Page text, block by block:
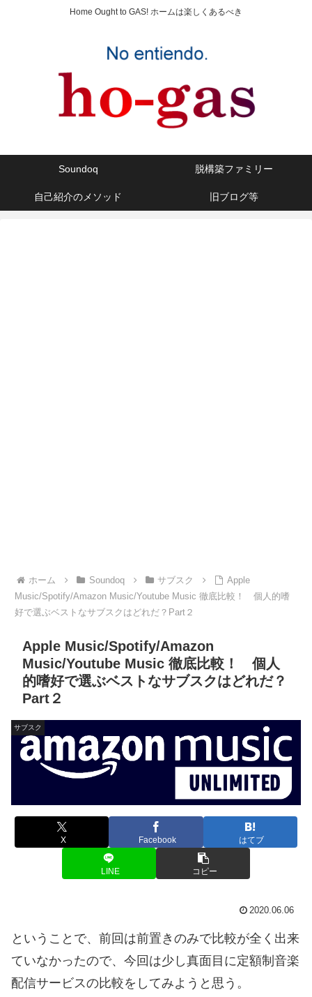
Home Ought to GAS! ホームは楽しくあるべき
Soundoq 脱構築ファミリー
自己紹介のメソッド 旧ブログ等
ホーム Soundoq サブスク
Apple
Music/Spotify/Amazon Music/Youtube Music 徹底比較！ 個人的嗜
好で選ぶベストなサブスクはどれだ？Part２
Apple Music/Spotify/Amazon
Music/Youtube Music 徹底比較！ 個人
的嗜好で選ぶベストなサブスクはどれだ？
Part２
サブスク
X Facebook はてブ
LINE コピー
2020.06.06
ということで、前回は前置きのみで比較が全く出来
ていなかったので、今回は少し真面目に定額制音楽
配信サービスの比較をしてみようと思う。